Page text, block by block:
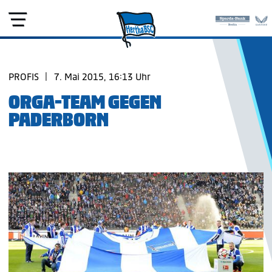
PROFIS 7. Mai 2015, 16:13 Uhr
ORGA-TEAM GEGEN
PADERBORN